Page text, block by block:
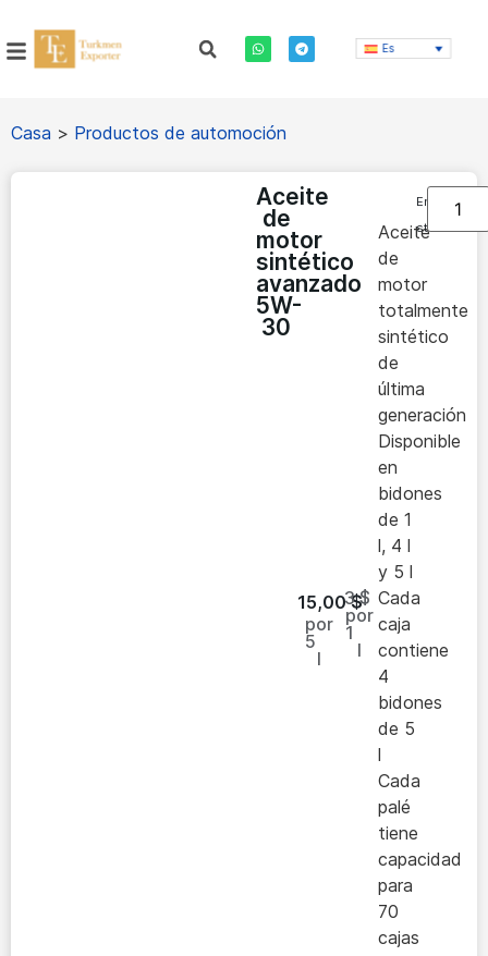
Es
Casa > Productos de automoción
Aceite
de
motor
sintético
avanzado
5W-
30
15,00$
por
5
l
3 $
por
1
l
Aceite
de
motor
totalmente
sintético
de
última
generación
Disponible
en
bidones
de 1
l, 4 l
y 5 l
Cada
caja
contiene
4
bidones
de 5
l
Cada
palé
tiene
capacidad
para
70
cajas
En
stock